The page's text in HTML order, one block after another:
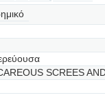
SCREES